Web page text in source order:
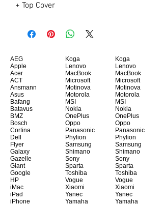
+ Top Cover
AEG
Apple
Acer
ACT
Ansmann
Asus
Bafang
Batavus
BMZ
Bosch
Cortina
Dell
Flyer
Galaxy
Gazelle
Giant
Google
HP
iMac
iPad
iPhone
Koga
Lenovo
MacBook
Microsoft
Motinova
Motorola
MSI
Nokia
OnePlus
Oppo
Panasonic
Phylion
Samsung
Shimano
Sony
Sparta
Toshiba
Vogue
Xiaomi
Yanec
Yamaha
Koga
Lenovo
MacBook
Microsoft
Motinova
Motorola
MSI
Nokia
OnePlus
Oppo
Panasonic
Phylion
Samsung
Shimano
Sony
Sparta
Toshiba
Vogue
Xiaomi
Yanec
Yamaha